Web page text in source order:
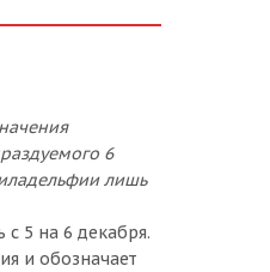
6
лишь
5 на 6 декабря.
и обозначает